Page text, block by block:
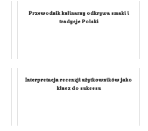
Przewodnik kulinarny odkrywa smaki i
tradycje Polski
Interpretacja recenzji użytkowników jako
klucz do sukcesu